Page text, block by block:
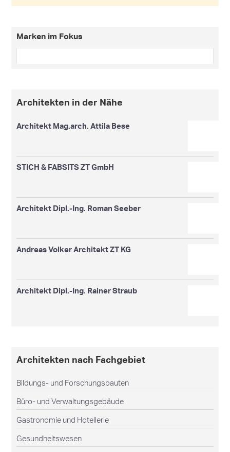
Marken im Fokus
Architekten in der Nähe
Architekt Mag.arch. Attila Bese
STICH & FABSITS ZT GmbH
Architekt Dipl.-Ing. Roman Seeber
Andreas Volker Architekt ZT KG
Architekt Dipl.-Ing. Rainer Straub
Architekten nach Fachgebiet
Bildungs- und Forschungsbauten
Büro- und Verwaltungsgebäude
Gastronomie und Hotellerie
Gesundheitswesen